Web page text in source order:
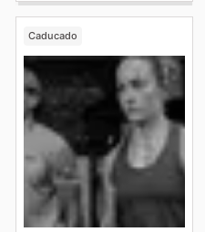
encontrarán ofertas
competitivos y a productos
marcas más reconocidas.
ofertas y la inclusión de
marcas estrella hacen de
equiparse. Les animan a
y a aprovechar las ventas
mejor material deportivo al
Encuentra tus marcas
sus ofertas online hoy mismo.
Caducado